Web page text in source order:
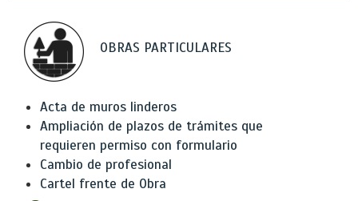
OBRAS PARTICULARES
Acta de muros linderos
Ampliación de plazos de trámites que
requieren permiso con formulario
Cambio de profesional
Cartel frente de Obra